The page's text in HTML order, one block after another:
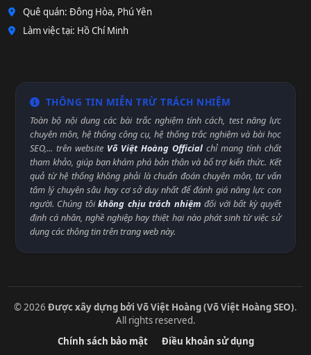
Quê quán: Đông Hòa, Phú Yên
Làm việc tại: Hồ Chí Minh
THÔNG TIN MIỄN TRỪ TRÁCH NHIỆM
Toàn bộ nội dung các bài trắc nghiệm tính cách, test năng lực
chuyên môn, hệ thống công cụ, hệ thống trắc nghiệm và bài học
SEO,... trên website Võ Việt Hoàng Official chỉ mang tính chất
tham khảo, giúp bạn khám phá bản thân và bổ trợ kiến thức. Kết
quả từ hệ thống không phải là chuẩn đoán chuyên môn, tư vấn
tâm lý chuyên sâu hay cơ sở duy nhất để đánh giá năng lực con
người. Chúng tôikhông chịu trách nhiệm đối với bất kỳ quyết
định cá nhân, nghề nghiệp hay thiệt hại nào phát sinh từ việc sử
dụng các thông tin trên trang web này.
© 2026 Được xây dựng bởi Võ Việt Hoàng (Võ Việt Hoàng SEO).
All rights reserved.
Chính sách bảo mật
Điều khoản sử dụng